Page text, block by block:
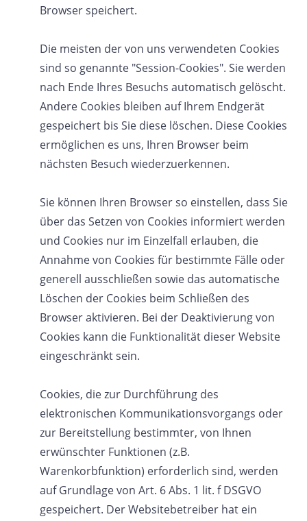
Browser speichert.
Die meisten der von uns verwendeten Cookies
sind so genannte "Session-Cookies". Sie werden
nach Ende Ihres Besuchs automatisch gelöscht.
Andere Cookies bleiben auf Ihrem Endgerät
gespeichert bis Sie diese löschen. Diese Cookies
ermöglichen es uns, Ihren Browser beim
nächsten Besuch wiederzuerkennen.
Sie können Ihren Browser so einstellen, dass Sie
über das Setzen von Cookies informiert werden
und Cookies nur im Einzelfall erlauben, die
Annahme von Cookies für bestimmte Fälle oder
generell ausschließen sowie das automatische
Löschen der Cookies beim Schließen des
Browser aktivieren. Bei der Deaktivierung von
Cookies kann die Funktionalität dieser Website
eingeschränkt sein.
Cookies, die zur Durchführung des
elektronischen Kommunikationsvorgangs oder
zur Bereitstellung bestimmter, von Ihnen
erwünschter Funktionen (z.B.
Warenkorbfunktion) erforderlich sind, werden
auf Grundlage von Art. 6 Abs. 1 lit. f DSGVO
gespeichert. Der Websitebetreiber hat ein